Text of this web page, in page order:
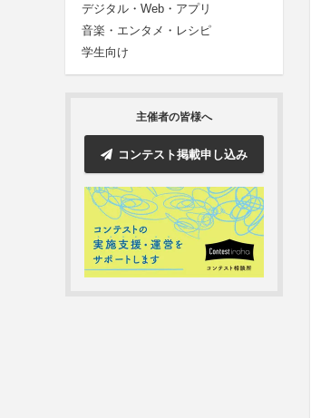
デジタル・Web・アプリ
音楽・エンタメ・レシピ
学生向け
主催者の皆様へ
コンテスト掲載申し込み